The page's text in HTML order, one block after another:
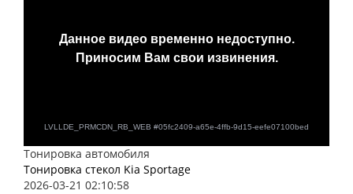
Тонировка автомобиля
Тонировка стекол Kia Sportage
2026-03-21 02:10:58